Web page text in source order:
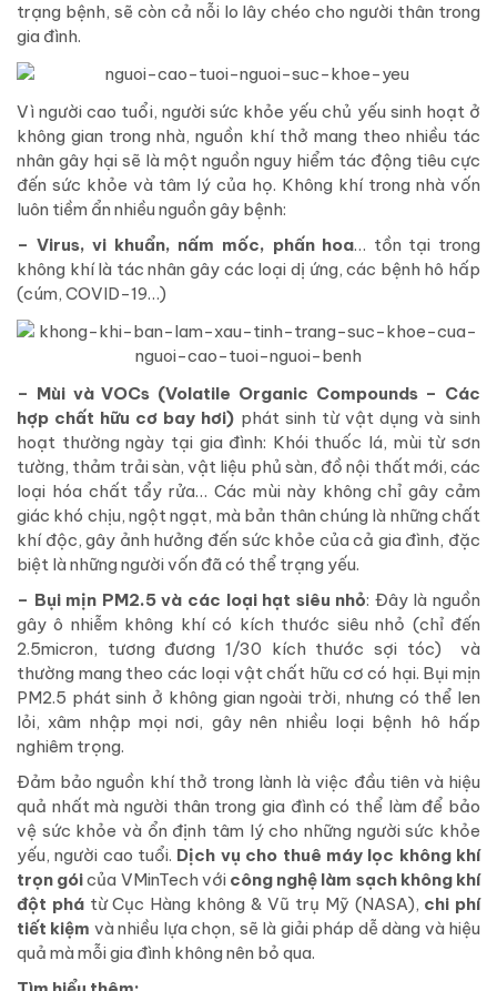
trạng bệnh, sẽ còn cả nỗi lo lây chéo cho người thân trong
gia đình.
Vì người cao tuổi, người sức khỏe yếu chủ yếu sinh hoạt ở
không gian trong nhà, nguồn khí thở mang theo nhiều tác
nhân gây hại sẽ là một nguồn nguy hiểm tác động tiêu cực
đến sức khỏe và tâm lý của họ. Không khí trong nhà vốn
luôn tiềm ẩn nhiều nguồn gây bệnh:
– Virus, vi khuẩn, nấm mốc, phấn hoa… tồn tại trong
không khí là tác nhân gây các loại dị ứng, các bệnh hô hấp
(cúm, COVID-19…)
– Mùi và VOCs (Volatile Organic Compounds – Các
hợp chất hữu cơ bay hơi) phát sinh từ vật dụng và sinh
hoạt thường ngày tại gia đình: Khói thuốc lá, mùi từ sơn
tường, thảm trải sàn, vật liệu phủ sàn, đồ nội thất mới, các
loại hóa chất tẩy rửa… Các mùi này không chỉ gây cảm
giác khó chịu, ngột ngạt, mà bản thân chúng là những chất
khí độc, gây ảnh hưởng đến sức khỏe của cả gia đình, đặc
biệt là những người vốn đã có thể trạng yếu.
– Bụi mịn PM2.5 và các loại hạt siêu nhỏ: Đây là nguồn
gây ô nhiễm không khí có kích thước siêu nhỏ (chỉ đến
2.5micron, tương đương 1/30 kích thước sợi tóc) và
thường mang theo các loại vật chất hữu cơ có hại. Bụi mịn
PM2.5 phát sinh ở không gian ngoài trời, nhưng có thể len
lỏi, xâm nhập mọi nơi, gây nên nhiều loại bệnh hô hấp
nghiêm trọng.
Đảm bảo nguồn khí thở trong lành là việc đầu tiên và hiệu
quả nhất mà người thân trong gia đình có thể làm để bảo
vệ sức khỏe và ổn định tâm lý cho những người sức khỏe
yếu, người cao tuổi. Dịch vụ cho thuê máy lọc không khí
trọn góicủa VMinTech với công nghệ làm sạch không khí
đột phá từ Cục Hàng không & Vũ trụ Mỹ (NASA), chi phí
tiết kiệm và nhiều lựa chọn, sẽ là giải pháp dễ dàng và hiệu
quả mà mỗi gia đình không nên bỏ qua.